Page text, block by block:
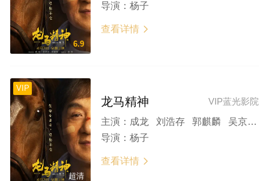
6.9
导演： 杨子
查看详情 
VIP
超清
VIP蓝光影院
龙马精神
主演： 成龙 刘浩存 郭麒麟 吴京 余皑磊 容祖儿 于荣光 安志杰 小沈阳 郎月婷 释彦能 潘斌龙 贾冰 印小天 唐季礼 吕良伟 李治廷 张双利 孔琳 汪铎 陈铭 高曙光 王海祥 黄恺杰 谢鸿鑫
导演： 杨子
查看详情 